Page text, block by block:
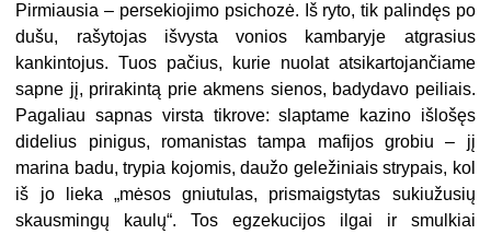
Pirmiausia – persekiojimo psichozė. Iš ryto, tik palindęs po
dušu, rašytojas išvysta vonios kambaryje atgrasius
kankintojus. Tuos pačius, kurie nuolat atsikartojančiame
sapne jį, prirakintą prie akmens sienos, badydavo peiliais.
Pagaliau sapnas virsta tikrove: slaptame kazino išlošęs
didelius pinigus, romanistas tampa mafijos grobiu – jį
marina badu, trypia kojomis, daužo geležiniais strypais, kol
iš jo lieka „mėsos gniutulas, prismaigstytas sukiužusių
skausmingų kaulų“. Tos egzekucijos ilgai ir smulkiai